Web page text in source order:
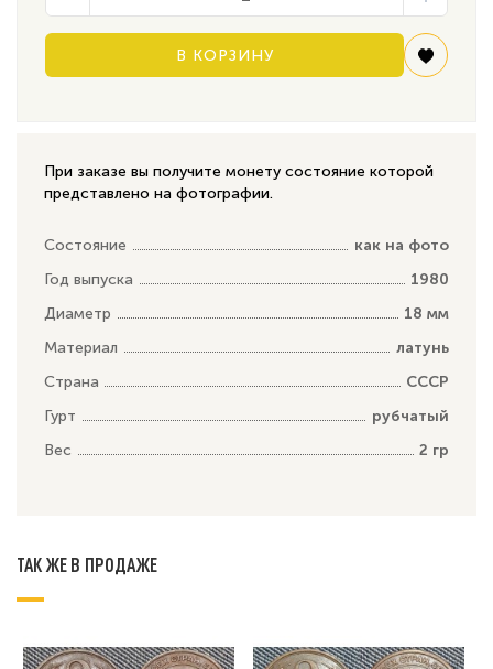
В КОРЗИНУ
При заказе вы получите монету состояние которой
представлено на фотографии.
Состояние
как на фото
Год выпуска
1980
Диаметр
18 мм
Материал
латунь
Страна
СССР
Гурт
рубчатый
Вес
2 гр
ТАК ЖЕ В ПРОДАЖЕ